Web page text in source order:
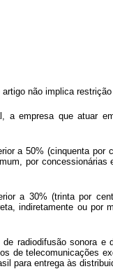
não implica
a empresa que atuar
a 50% (cinquenta
por
a 30% (trinta por
indiretamente ou
radiodifusão sonora
de telecomunicações
para entrega às